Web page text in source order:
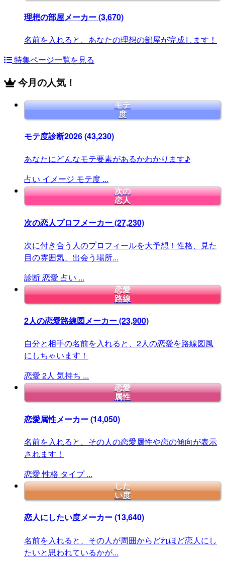
理想の部屋メーカー(3,670)
名前を入れると、あなたの理想の部屋が完成します！
特集ページ一覧を見る
今月の人気！
モテ
度
モテ度診断2026(43,230)
あなたにどんなモテ要素があるかわかります♪
占い イメージ モテ度 ...
次の
恋人
次の恋人プロフメーカー(27,230)
次に付き合う人のプロフィールを大予想！性格、見た
目の雰囲気、出会う場所...
診断恋愛 占い ...
恋愛
路線
2人の恋愛路線図メーカー(23,900)
自分と相手の名前を入れると、2人の恋愛を路線図風
にしちゃいます！
恋愛 2人 気持ち ...
恋愛
属性
恋愛属性メーカー(14,050)
名前を入れると、その人の恋愛属性や恋の傾向が表示
されます！
恋愛 性格 タイプ ...
した
い度
恋人にしたい度メーカー(13,640)
名前を入れると、その人が周囲からどれほど恋人にし
たいと思われているかが...